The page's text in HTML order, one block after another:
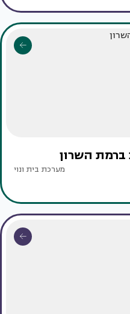
ברמת השרון
מערכת בית ונוי